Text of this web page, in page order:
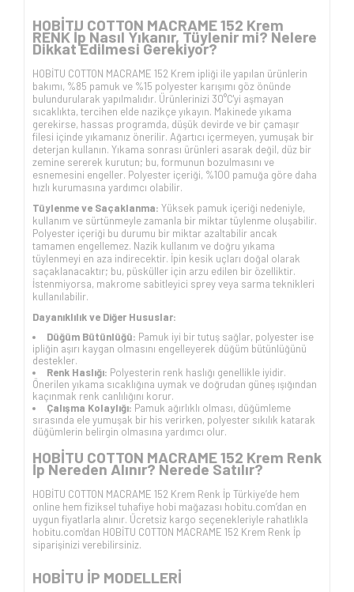
HOBİTU COTTON MACRAME 152 Krem
RENK İp Nasıl Yıkanır, Tüylenir mi? Nelere
Dikkat Edilmesi Gerekiyor?
HOBİTU COTTON MACRAME 152 Krem ipliği ile yapılan ürünlerin
bakımı, %85 pamuk ve %15 polyester karışımı göz önünde
bulundurularak yapılmalıdır. Ürünlerinizi 30°C'yi aşmayan
sıcaklıkta, tercihen elde nazikçe yıkayın. Makinede yıkama
gerekirse, hassas programda, düşük devirde ve bir çamaşır
filesi içinde yıkamanız önerilir. Ağartıcı içermeyen, yumuşak bir
deterjan kullanın. Yıkama sonrası ürünleri asarak değil, düz bir
zemine sererek kurutun; bu, formunun bozulmasını ve
esnemesini engeller. Polyester içeriği, %100 pamuğa göre daha
hızlı kurumasına yardımcı olabilir.
Tüylenme ve Saçaklanma: Yüksek pamuk içeriği nedeniyle,
kullanım ve sürtünmeyle zamanla bir miktar tüylenme oluşabilir.
Polyester içeriği bu durumu bir miktar azaltabilir ancak
tamamen engellemez. Nazik kullanım ve doğru yıkama
tüylenmeyi en aza indirecektir. İpin kesik uçları doğal olarak
saçaklanacaktır; bu, püsküller için arzu edilen bir özelliktir.
İstenmiyorsa, makrome sabitleyici sprey veya sarma teknikleri
kullanılabilir.
Dayanıklılık ve Diğer Hususlar:
Düğüm Bütünlüğü: Pamuk iyi bir tutuş sağlar, polyester ise
ipliğin aşırı kaygan olmasını engelleyerek düğüm bütünlüğünü
destekler.
Renk Haslığı: Polyesterin renk haslığı genellikle iyidir.
Önerilen yıkama sıcaklığına uymak ve doğrudan güneş ışığından
kaçınmak renk canlılığını korur.
Çalışma Kolaylığı: Pamuk ağırlıklı olması, düğümleme
sırasında ele yumuşak bir his verirken, polyester sıkılık katarak
düğümlerin belirgin olmasına yardımcı olur.
HOBİTU COTTON MACRAME 152 Krem Renk
İp Nereden Alınır? Nerede Satılır?
HOBİTU COTTON MACRAME 152 Krem Renk İp Türkiye’de hem
online hem fiziksel tuhafiye hobi mağazası hobitu.com’dan en
uygun fiyatlarla alınır. Ücretsiz kargo seçenekleriyle rahatlıkla
hobitu.com'dan HOBİTU COTTON MACRAME 152 Krem Renk İp
siparişinizi verebilirsiniz.
HOBİTU İP MODELLERİ